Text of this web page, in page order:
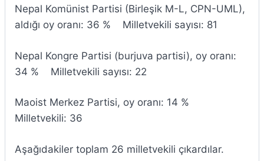
Nepal Komünist Partisi (Birleşik M-L, CPN-UML),
aldığı oy oranı: 36 % Milletvekili sayısı: 81
Nepal Kongre Partisi (burjuva partisi), oy oranı:
34 % Milletvekili sayısı: 22
Maoist Merkez Partisi, oy oranı: 14 %
Milletvekili: 36
Aşağıdakiler toplam 26 milletvekili çıkardılar.